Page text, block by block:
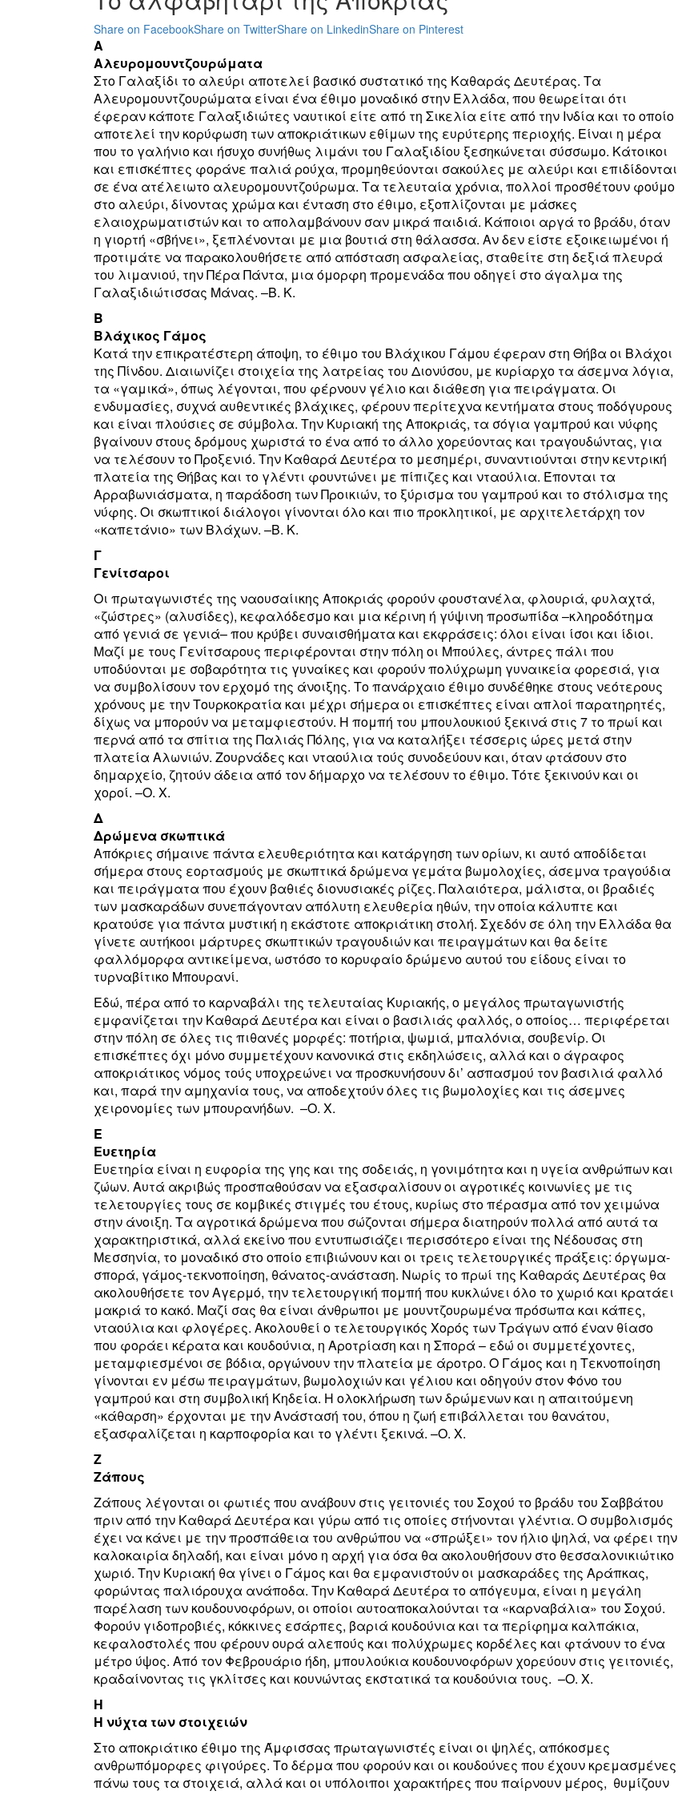
Share on FacebookShare on TwitterShare on LinkedinShare on Pinterest
Α
Αλευρομουντζουρώματα
Στο Γαλαξίδι το αλεύρι αποτελεί βασικό συστατικό της Καθαράς Δευτέρας. Τα
Αλευρομουντζουρώματα είναι ένα έθιμο μοναδικό στην Ελλάδα, που θεωρείται ότι
έφεραν κάποτε Γαλαξιδιώτες ναυτικοί είτε από τη Σικελία είτε από την Ινδία και το οποίο
αποτελεί την κορύφωση των αποκριάτικων εθίμων της ευρύτερης περιοχής. Είναι η μέρα
που το γαλήνιο και ήσυχο συνήθως λιμάνι του Γαλαξιδίου ξεσηκώνεται σύσσωμο. Κάτοικοι
και επισκέπτες φοράνε παλιά ρούχα, προμηθεύονται σακούλες με αλεύρι και επιδίδονται
σε ένα ατέλειωτο αλευρομουντζούρωμα. Τα τελευταία χρόνια, πολλοί προσθέτουν φούμο
στο αλεύρι, δίνοντας χρώμα και ένταση στο έθιμο, εξοπλίζονται με μάσκες
ελαιοχρωματιστών και το απολαμβάνουν σαν μικρά παιδιά. Κάποιοι αργά το βράδυ, όταν
η γιορτή «σβήνει», ξεπλένονται με μια βουτιά στη θάλασσα. Αν δεν είστε εξοικειωμένοι ή
προτιμάτε να παρακολουθήσετε από απόσταση ασφαλείας, σταθείτε στη δεξιά πλευρά
του λιμανιού, την Πέρα Πάντα, μια όμορφη προμενάδα που οδηγεί στο άγαλμα της
Γαλαξιδιώτισσας Μάνας. –B. Κ.
Β
Βλάχικος Γάμος
Κατά την επικρατέστερη άποψη, το έθιμο του Βλάχικου Γάμου έφεραν στη Θήβα οι Βλάχοι
της Πίνδου. Διαιωνίζει στοιχεία της λατρείας του Διονύσου, με κυρίαρχο τα άσεμνα λόγια,
τα «γαμικά», όπως λέγονται, που φέρνουν γέλιο και διάθεση για πειράγματα. Οι
ενδυμασίες, συχνά αυθεντικές βλάχικες, φέρουν περίτεχνα κεντήματα στους ποδόγυρους
και είναι πλούσιες σε σύμβολα. Την Κυριακή της Αποκριάς, τα σόγια γαμπρού και νύφης
βγαίνουν στους δρόμους χωριστά το ένα από το άλλο χορεύοντας και τραγουδώντας, για
να τελέσουν το Προξενιό. Την Καθαρά Δευτέρα το μεσημέρι, συναντιούνται στην κεντρική
πλατεία της Θήβας και το γλέντι φουντώνει με πίπιζες και νταούλια. Έπονται τα
Αρραβωνιάσματα, η παράδοση των Προικιών, το ξύρισμα του γαμπρού και το στόλισμα της
νύφης. Οι σκωπτικοί διάλογοι γίνονται όλο και πιο προκλητικοί, με αρχιτελετάρχη τον
«καπετάνιο» των Βλάχων. –Β. Κ.
Γ
Γενίτσαροι
Οι πρωταγωνιστές της ναουσαίικης Αποκριάς φορούν φουστανέλα, φλουριά, φυλαχτά,
«ζώστρες» (αλυσίδες), κεφαλόδεσμο και μια κέρινη ή γύψινη προσωπίδα –κληροδότημα
από γενιά σε γενιά– που κρύβει συναισθήματα και εκφράσεις: όλοι είναι ίσοι και ίδιοι.
Μαζί με τους Γενίτσαρους περιφέρονται στην πόλη οι Μπούλες, άντρες πάλι που
υποδύονται με σοβαρότητα τις γυναίκες και φορούν πολύχρωμη γυναικεία φορεσιά, για
να συμβολίσουν τον ερχομό της άνοιξης. Το πανάρχαιο έθιμο συνδέθηκε στους νεότερους
χρόνους με την Τουρκοκρατία και μέχρι σήμερα οι επισκέπτες είναι απλοί παρατηρητές,
δίχως να μπορούν να μεταμφιεστούν. Η πομπή του μπουλουκιού ξεκινά στις 7 το πρωί και
περνά από τα σπίτια της Παλιάς Πόλης, για να καταλήξει τέσσερις ώρες μετά στην
πλατεία Αλωνιών. Ζουρνάδες και νταούλια τούς συνοδεύουν και, όταν φτάσουν στο
δημαρχείο, ζητούν άδεια από τον δήμαρχο να τελέσουν το έθιμο. Τότε ξεκινούν και οι
χοροί. –O. X.
Δ
Δρώμενα σκωπτικά
Απόκριες σήμαινε πάντα ελευθεριότητα και κατάργηση των ορίων, κι αυτό αποδίδεται
σήμερα στους εορτασμούς με σκωπτικά δρώμενα γεμάτα βωμολοχίες, άσεμνα τραγούδια
και πειράγματα που έχουν βαθιές διονυσιακές ρίζες. Παλαιότερα, μάλιστα, οι βραδιές
των μασκαράδων συνεπάγονταν απόλυτη ελευθερία ηθών, την οποία κάλυπτε και
κρατούσε για πάντα μυστική η εκάστοτε αποκριάτικη στολή. Σχεδόν σε όλη την Ελλάδα θα
γίνετε αυτήκοοι μάρτυρες σκωπτικών τραγουδιών και πειραγμάτων και θα δείτε
φαλλόμορφα αντικείμενα, ωστόσο το κορυφαίο δρώμενο αυτού του είδους είναι το
τυρναβίτικο Μπουρανί.
Εδώ, πέρα από το καρναβάλι της τελευταίας Κυριακής, ο μεγάλος πρωταγωνιστής
εμφανίζεται την Καθαρά Δευτέρα και είναι ο βασιλιάς φαλλός, ο οποίος… περιφέρεται
στην πόλη σε όλες τις πιθανές μορφές: ποτήρια, ψωμιά, μπαλόνια, σουβενίρ. Οι
επισκέπτες όχι μόνο συμμετέχουν κανονικά στις εκδηλώσεις, αλλά και ο άγραφος
αποκριάτικος νόμος τούς υποχρεώνει να προσκυνήσουν δι’ ασπασμού τον βασιλιά φαλλό
και, παρά την αμηχανία τους, να αποδεχτούν όλες τις βωμολοχίες και τις άσεμνες
χειρονομίες των μπουρανήδων. –O. X.
Ε
Ευετηρία
Ευετηρία είναι η ευφορία της γης και της σοδειάς, η γονιμότητα και η υγεία ανθρώπων και
ζώων. Αυτά ακριβώς προσπαθούσαν να εξασφαλίσουν οι αγροτικές κοινωνίες με τις
τελετουργίες τους σε κομβικές στιγμές του έτους, κυρίως στο πέρασμα από τον χειμώνα
στην άνοιξη. Τα αγροτικά δρώμενα που σώζονται σήμερα διατηρούν πολλά από αυτά τα
χαρακτηριστικά, αλλά εκείνο που εντυπωσιάζει περισσότερο είναι της Νέδουσας στη
Μεσσηνία, το μοναδικό στο οποίο επιβιώνουν και οι τρεις τελετουργικές πράξεις: όργωμα-
σπορά, γάμος-τεκνοποίηση, θάνατος-ανάσταση. Νωρίς το πρωί της Καθαράς Δευτέρας θα
ακολουθήσετε τον Αγερμό, την τελετουργική πομπή που κυκλώνει όλο το χωριό και κρατάει
μακριά το κακό. Μαζί σας θα είναι άνθρωποι με μουντζουρωμένα πρόσωπα και κάπες,
νταούλια και φλογέρες. Ακολουθεί ο τελετουργικός Χορός των Τράγων από έναν θίασο
που φοράει κέρατα και κουδούνια, η Αροτρίαση και η Σπορά – εδώ οι συμμετέχοντες,
μεταμφιεσμένοι σε βόδια, οργώνουν την πλατεία με άροτρο. Ο Γάμος και η Τεκνοποίηση
γίνονται εν μέσω πειραγμάτων, βωμολοχιών και γέλιου και οδηγούν στον Φόνο του
γαμπρού και στη συμβολική Κηδεία. Η ολοκλήρωση των δρώμενων και η απαιτούμενη
«κάθαρση» έρχονται με την Ανάστασή του, όπου η ζωή επιβάλλεται του θανάτου,
εξασφαλίζεται η καρποφορία και το γλέντι ξεκινά. –O. X.
Ζ
Ζάπους
Ζάπους λέγονται οι φωτιές που ανάβουν στις γειτονιές του Σοχού το βράδυ του Σαββάτου
πριν από την Καθαρά Δευτέρα και γύρω από τις οποίες στήνονται γλέντια. Ο συμβολισμός
έχει να κάνει με την προσπάθεια του ανθρώπου να «σπρώξει» τον ήλιο ψηλά, να φέρει την
καλοκαιρία δηλαδή, και είναι μόνο η αρχή για όσα θα ακολουθήσουν στο θεσσαλονικιώτικο
χωριό. Την Κυριακή θα γίνει ο Γάμος και θα εμφανιστούν οι μασκαράδες της Αράπκας,
φορώντας παλιόρουχα ανάποδα. Την Καθαρά Δευτέρα το απόγευμα, είναι η μεγάλη
παρέλαση των κουδουνοφόρων, οι οποίοι αυτοαποκαλούνται τα «καρναβάλια» του Σοχού.
Φορούν γιδοπροβιές, κόκκινες εσάρπες, βαριά κουδούνια και τα περίφημα καλπάκια,
κεφαλοστολές που φέρουν ουρά αλεπούς και πολύχρωμες κορδέλες και φτάνουν το ένα
μέτρο ύψος. Από τον Φεβρουάριο ήδη, μπουλούκια κουδουνοφόρων χορεύουν στις γειτονιές,
κραδαίνοντας τις γκλίτσες και κουνώντας εκστατικά τα κουδούνια τους. –O. X.
Η
Η νύχτα των στοιχειών
Στο αποκριάτικο έθιμο της Άμφισσας πρωταγωνιστές είναι οι ψηλές, απόκοσμες
ανθρωπόμορφες φιγούρες. Το δέρμα που φορούν και οι κουδούνες που έχουν κρεμασμένες
πάνω τους τα στοιχειά, αλλά και οι υπόλοιποι χαρακτήρες που παίρνουν μέρος, θυμίζουν